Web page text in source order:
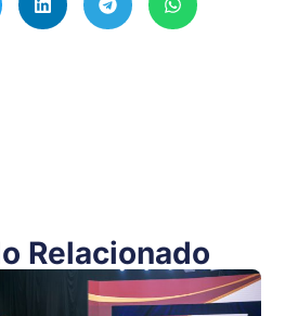
Relacionado